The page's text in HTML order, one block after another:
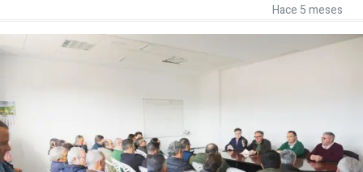
Hace 5 meses